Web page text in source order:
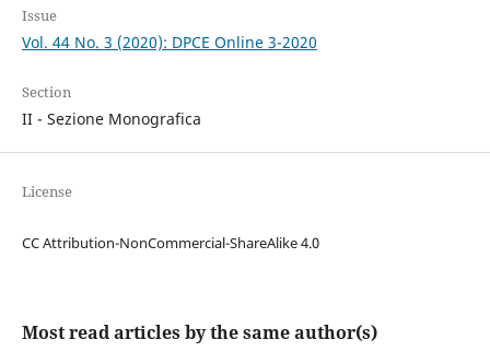
Issue
Vol. 44 No. 3 (2020): DPCE Online 3-2020
Section
II - Sezione Monografica
License
CC Attribution-NonCommercial-ShareAlike 4.0
Most read articles by the same author(s)